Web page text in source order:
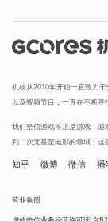
机核从2010年开始一直致力
以及视频节目，一直在不断寻
我们坚信游戏不止是游戏，
到二次元甚至电影的领域，这
知乎 微博 微信 播
营业执照